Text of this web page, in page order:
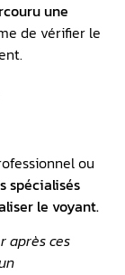
une
de vérifier le
ou
spécialisés
le voyant.
après ces